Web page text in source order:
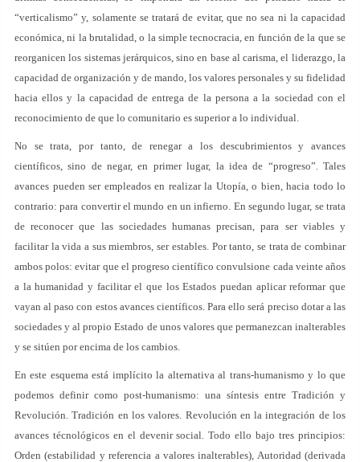
“verticalismo” y, solamente se tratará de evitar, que no sea ni la capacidad
económica, ni la brutalidad, o la simple tecnocracia, en función de la que se
reorganicen los sistemas jerárquicos, sino en base al carisma, el liderazgo, la
capacidad de organización y de mando, los valores personales y su fidelidad
hacia ellos y la capacidad de entrega de la persona a la sociedad con el
reconocimiento de que lo comunitario es superior a lo individual.
No se trata, por tanto, de renegar a los descubrimientos y avances
científicos, sino de negar, en primer lugar, la idea de “progreso”. Tales
avances pueden ser empleados en realizar la Utopía, o bien, hacia todo lo
contrario: para convertir el mundo en un infierno. En segundo lugar, se trata
de reconocer que las sociedades humanas precisan, para ser viables y
facilitar la vida a sus miembros, ser estables. Por tanto, se trata de combinar
ambos polos: evitar que el progreso científico convulsione cada veinte años
a la humanidad y facilitar el que los Estados puedan aplicar reformar que
vayan al paso con estos avances científicos. Para ello será preciso dotar a las
sociedades y al propio Estado de unos valores que permanezcan inalterables
y se sitúen por encima de los cambios.
En este esquema está implícito la alternativa al trans-humanismo y lo que
podemos definir como post-humanismo: una síntesis entre Tradición y
Revolución. Tradición en los valores. Revolución en la integración de los
avances técnológicos en el devenir social. Todo ello bajo tres principios:
Orden (estabilidad y referencia a valores inalterables), Autoridad (derivada